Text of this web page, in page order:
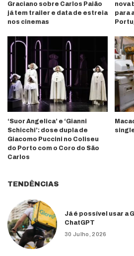
Graciano sobre Carlos Paião
já tem trailer e data de estreia
nos cinemas
nova
para
‘Suor Angelica’ e ‘Gianni
Schicchi’: dose dupla de
Giacomo Puccini no Coliseu
do Porto com o Coro do São
Carlos
single
TENDÊNCIAS
Já é possível usar a
ChatGPT
30 Julho, 2026